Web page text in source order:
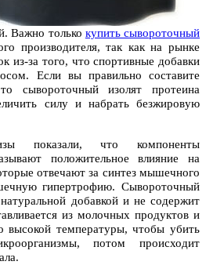
Важно только купить сывороточный
производителя, так как на рынке
из-за того, что спортивные добавки
Если вы правильно составите
сывороточный изолят протеина
силу и набрать безжировую
показали, что компоненты
положительное влияние на
отвечают за синтез мышечного
гипертрофию. Сывороточный
добавкой и не содержит
из молочных продуктов и
высокой температуры, чтобы убить
потом происходит